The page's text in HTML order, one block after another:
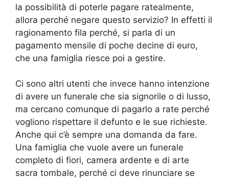
la possibilità di poterle pagare ratealmente,
allora perché negare questo servizio? In effetti il
ragionamento fila perché, si parla di un
pagamento mensile di poche decine di euro,
che una famiglia riesce poi a gestire.
Ci sono altri utenti che invece hanno intenzione
di avere un funerale che sia signorile o di lusso,
ma cercano comunque di pagarlo a rate perché
vogliono rispettare il defunto e le sue richieste.
Anche qui c’è sempre una domanda da fare.
Una famiglia che vuole avere un funerale
completo di fiori, camera ardente e di arte
sacra tombale, perché ci deve rinunciare se